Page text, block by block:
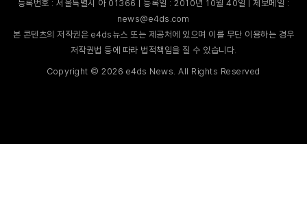
등록번호 : 서울특별시 아 01366 | 등록일 : 2010년 10월 40일 | 제보메일 :
news@e4ds.com
본 콘텐츠의 저작권은 e4ds뉴스 또는 제공처에 있으며 이를 무단 이용하는 경우
저작권법 등에 따라 법적책임을 질 수 있습니다.
Copyright ©2026 e4ds News. All Rights Reserved